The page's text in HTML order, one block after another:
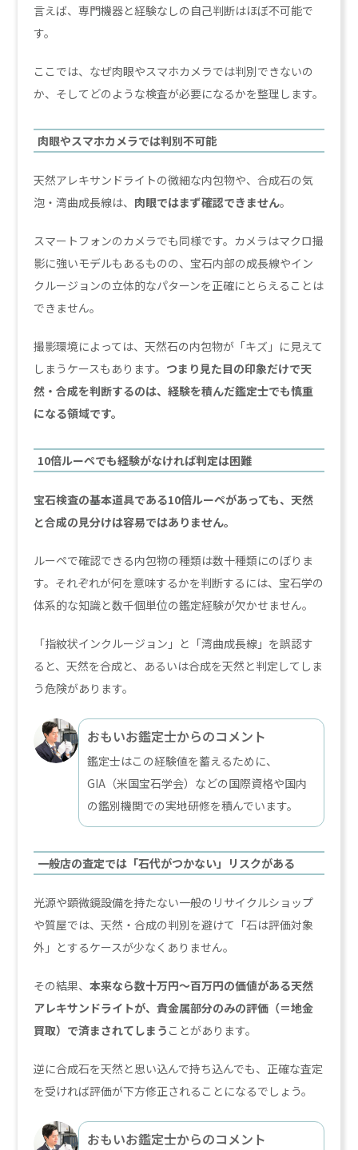
言えば、専門機器と経験なしの自己判断はほぼ不可能で
す。
ここでは、なぜ肉眼やスマホカメラでは判別できないの
か、そしてどのような検査が必要になるかを整理します。
肉眼やスマホカメラでは判別不可能
天然アレキサンドライトの微細な内包物や、合成石の気
泡・湾曲成長線は、 肉眼ではまず確認できません。
スマートフォンのカメラでも同様です。カメラはマクロ撮
影に強いモデルもあるものの、宝石内部の成長線やイン
クルージョンの立体的なパターンを正確にとらえることは
できません。
撮影環境によっては、天然石の内包物が「キズ」に見えて
しまうケースもあります。 つまり見た目の印象だけで天
然・合成を判断するのは、経験を積んだ鑑定士でも慎重
になる領域です。
10倍ルーペでも経験がなければ判定は困難
宝石検査の基本道具である10倍ルーペがあっても、天然
と合成の見分けは容易ではありません。
ルーペで確認できる内包物の種類は数十種類にのぼりま
す。それぞれが何を意味するかを判断するには、宝石学の
体系的な知識と数千個単位の鑑定経験が欠かせません。
「指紋状インクルージョン」と「湾曲成長線」を誤認す
ると、天然を合成と、あるいは合成を天然と判定してしま
う危険があります。
おもいお鑑定士からのコメント
鑑定士はこの経験値を蓄えるために、
GIA（米国宝石学会）などの国際資格や国内
の鑑別機関での実地研修を積んでいます。
一般店の査定では「石代がつかない」リスクがある
光源や顕微鏡設備を持たない一般のリサイクルショップ
や質屋では、天然・合成の判別を避けて「石は評価対象
外」とするケースが少なくありません。
その結果、本来なら数十万円〜百万円の価値がある天然
アレキサンドライトが、貴金属部分のみの評価（＝地金
買取）で済まされてしまう ことがあります。
逆に合成石を天然と思い込んで持ち込んでも、正確な査定
を受ければ評価が下方修正されることになるでしょう。
おもいお鑑定士からのコメント